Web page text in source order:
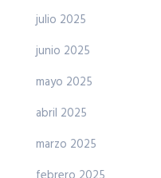
julio 2025
junio 2025
mayo 2025
abril 2025
marzo 2025